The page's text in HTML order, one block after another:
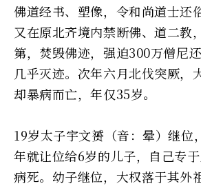
佛道经书、塑像，令和尚道士还
又在原北齐境内禁断佛、道二教
第，焚毁佛迹，强迫300万僧尼
几乎灭迹。次年六月北伐突厥，
却暴病而亡，年仅35岁。
19岁太子宇文赟（音：晕）继位
年就让位给6岁的儿子，自己专
病死。幼子继位，大权落于其外